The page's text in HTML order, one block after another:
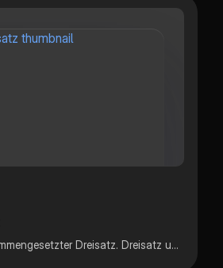
Dreisatz und zusammengesetzter Dreisatz. Dreisatz unterschieden in proportionale und antiproportional. Anhand eines Beispiels erklärt.